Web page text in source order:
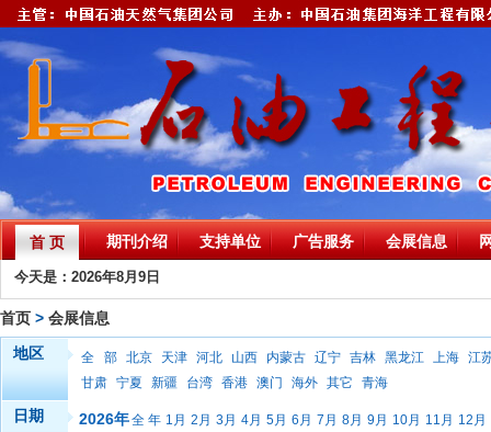
首 页 期刊介绍 支持单位 广告服务 会展信息
今天是：2026年8月9日
首页 > 会展信息
地区
全 部 北京 天津 河北 山西 内蒙古 辽宁 吉林 黑龙江 上海 江
甘肃 宁夏 新疆 台湾 香港 澳门 海外 其它 青海
日期 2026年全 年 1月 2月 3月 4月 5月 6月 7月 8月 9月 10月 11月 12月